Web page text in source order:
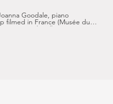
Goodale, piano
filmed in France (Musée du
IN